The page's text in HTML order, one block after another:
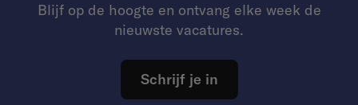
Blijf op de hoogte en ontvang elke week de
nieuwste vacatures.
Schrijf je in